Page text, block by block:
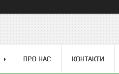
ПРО НАС КОНТАКТИ